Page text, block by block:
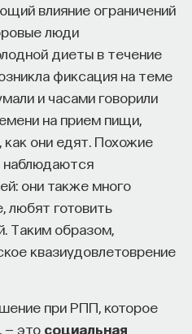
влияние ограничений
люди
диеты в течение
фиксация на теме
и часами говорили
на прием пищи,
как они едят. Похожие
наблюдаются
они также много
любят готовить
Таким образом,
квазиудовлетоврение
при РПП, которое
— это социальная